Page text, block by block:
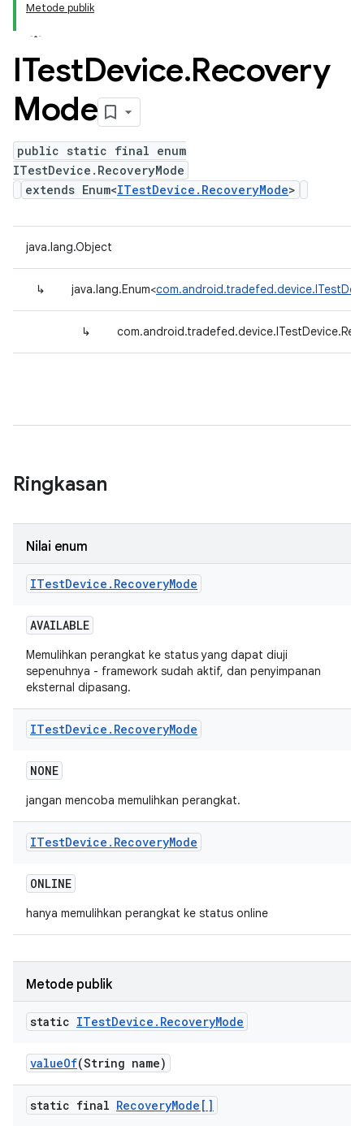
Metode publik
ITestDevice.Recovery
Mode
public static final enum
ITestDevice.RecoveryMode
extends Enum<ITestDevice.RecoveryMode>
java.lang.Object
↳ java.lang.Enum<
↳
Ringkasan
Nilai enum
ITestDevice . RecoveryMode
AVAILABLE
Memulihkan perangkat ke status yang dapat diuji
sepenuhnya - framework sudah aktif, dan penyimpanan
eksternal dipasang.
ITestDevice . RecoveryMode
NONE
jangan mencoba memulihkan perangkat.
ITestDevice . RecoveryMode
ONLINE
hanya memulihkan perangkat ke status online
Metode publik
static ITestDevice . RecoveryMode
valueOf(String name)
static final RecoveryMode[]